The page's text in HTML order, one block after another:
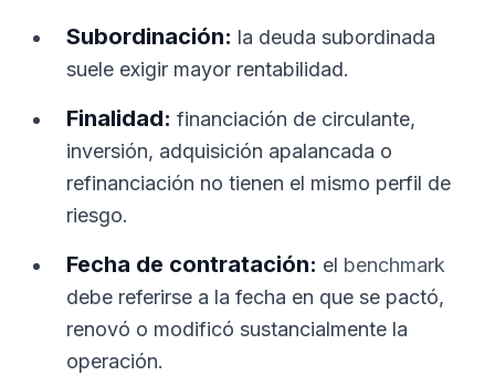
Subordinación: la deuda subordinada
suele exigir mayor rentabilidad.
Finalidad: financiación de circulante,
inversión, adquisición apalancada o
refinanciación no tienen el mismo perfil de
riesgo.
Fecha de contratación: el benchmark
debe referirse a la fecha en que se pactó,
renovó o modificó sustancialmente la
operación.